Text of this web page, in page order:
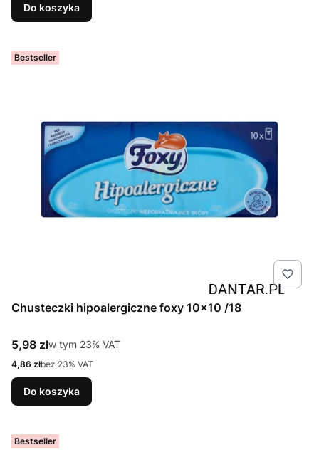
Do koszyka
Bestseller
Chusteczki hipoalergiczne foxy 10x10 /18
Cena brutto
5,98 złw tym %s VAT
w tym 23% VAT
Cena netto
4,86 złbez 23% VAT
Do koszyka
Bestseller